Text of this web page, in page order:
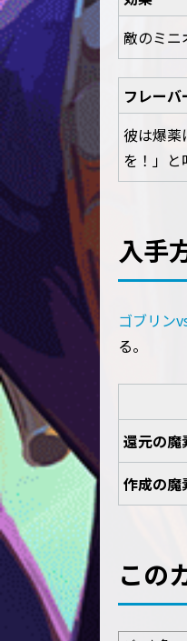
敵のミニ
フレーバ
彼は爆薬
を！」と
入手
ゴブリン
る。
還元の魔
作成の魔
この